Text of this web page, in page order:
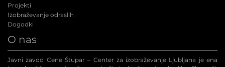
Projekti
Izobraževanje odraslih
Dogodki
O nas
Javni zavod Cene Štupar – Center za izobraževanje Ljubljana je ena